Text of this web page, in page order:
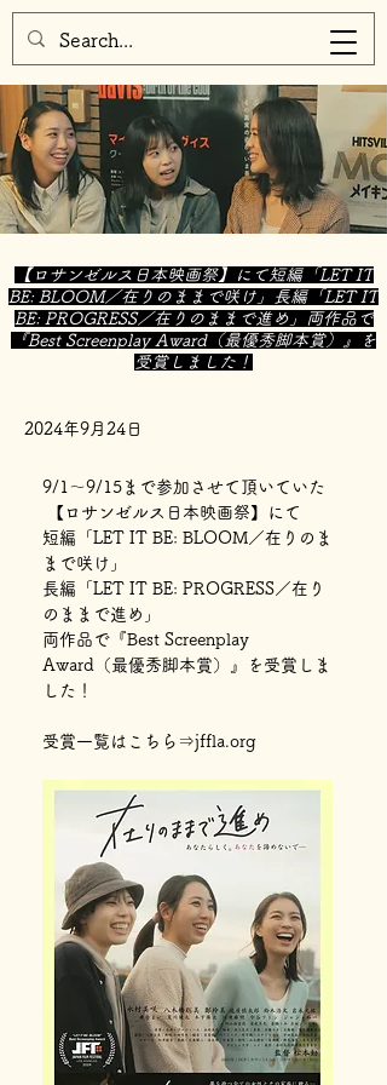
【ロサンゼルス日本映画祭】にて短編「LET IT
BE: BLOOM／在りのままで咲け」長編「LET IT
BE: PROGRESS／在りのままで進め」両作品で
『Best Screenplay Award（最優秀脚本賞）』を
受賞しました！
2024年9月24日
9/1〜9/15まで参加させて頂いていた
【ロサンゼルス日本映画祭】にて
短編「LET IT BE: BLOOM／在りのま
まで咲け」
長編「LET IT BE: PROGRESS／在り
のままで進め」
両作品で『Best Screenplay
Award（最優秀脚本賞）』を受賞しま
した！
受賞一覧はこちら⇒jffla.org